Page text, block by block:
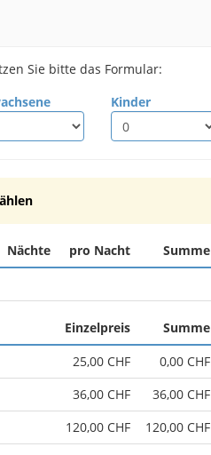
Sie bitte das Formular:
Kinder
Nächte pro Nacht
Summe
Einzelpreis
Summe
25,00 CHF
0,00 CHF
36,00 CHF
36,00 CHF
120,00 CHF 120,00 CHF